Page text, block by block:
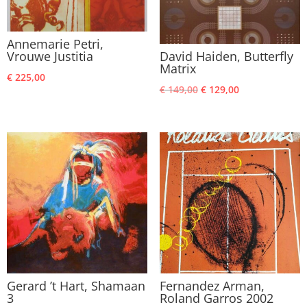
Annemarie Petri,
Vrouwe Justitia
€ 225,00
David Haiden, Butterfly
Matrix
€149,00 Oorspronkelijke
€ 149,00.
€129,00Huidige
€ 129,00.
Gerard ’t Hart, Shamaan
3
Fernandez Arman,
Roland Garros 2002